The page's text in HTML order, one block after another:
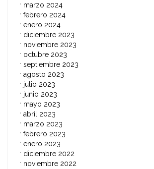
marzo 2024
febrero 2024
enero 2024
diciembre 2023
noviembre 2023
octubre 2023
septiembre 2023
agosto 2023
julio 2023
junio 2023
mayo 2023
abril 2023
marzo 2023
febrero 2023
enero 2023
diciembre 2022
noviembre 2022